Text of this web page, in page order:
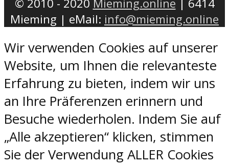
© 2010 - 2020 Mieming.online | 6414
Mieming | eMail: info@mieming.online
Wir verwenden Cookies auf unserer
Website, um Ihnen die relevanteste
Erfahrung zu bieten, indem wir uns
an Ihre Präferenzen erinnern und
Besuche wiederholen. Indem Sie auf
„Alle akzeptieren“ klicken, stimmen
Sie der Verwendung ALLER Cookies